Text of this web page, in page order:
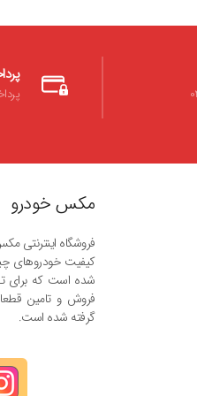
مکس خودرو
فروشگاه اینترنتی
کیفیت خودروهای
فروش و تامین
گرفته شده است.